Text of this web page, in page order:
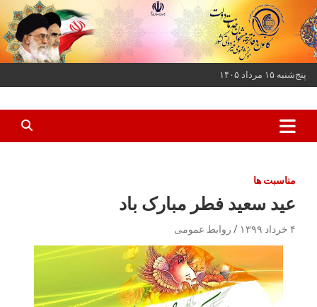
به
محتوا
بروید
پنج‌شنبه ۱۵ مرداد ۱۴۰۵
کانون دفاتر پیشخوان
مناسبت ها
عید سعید فطر مبارک باد
۴ خرداد ۱۳۹۹ روابط عمومی